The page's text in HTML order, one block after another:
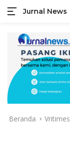
konten
Jurnal News
Jendela
Rakyat
Beranda Vritimes